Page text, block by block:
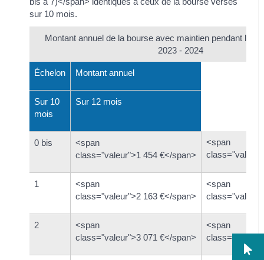
sur 10 mois.
Montant annuel de la bourse avec maintien pendant les
2023 - 2024
Échelon Montant annuel
Sur 10
mois
Sur 12 mois
0 bis
<span
class="valeur">1 454 €</span>
<span
1
<span
class="valeur">2 163 €</span>
<span
2
<span
class="valeur">3 071 €</span>
<span